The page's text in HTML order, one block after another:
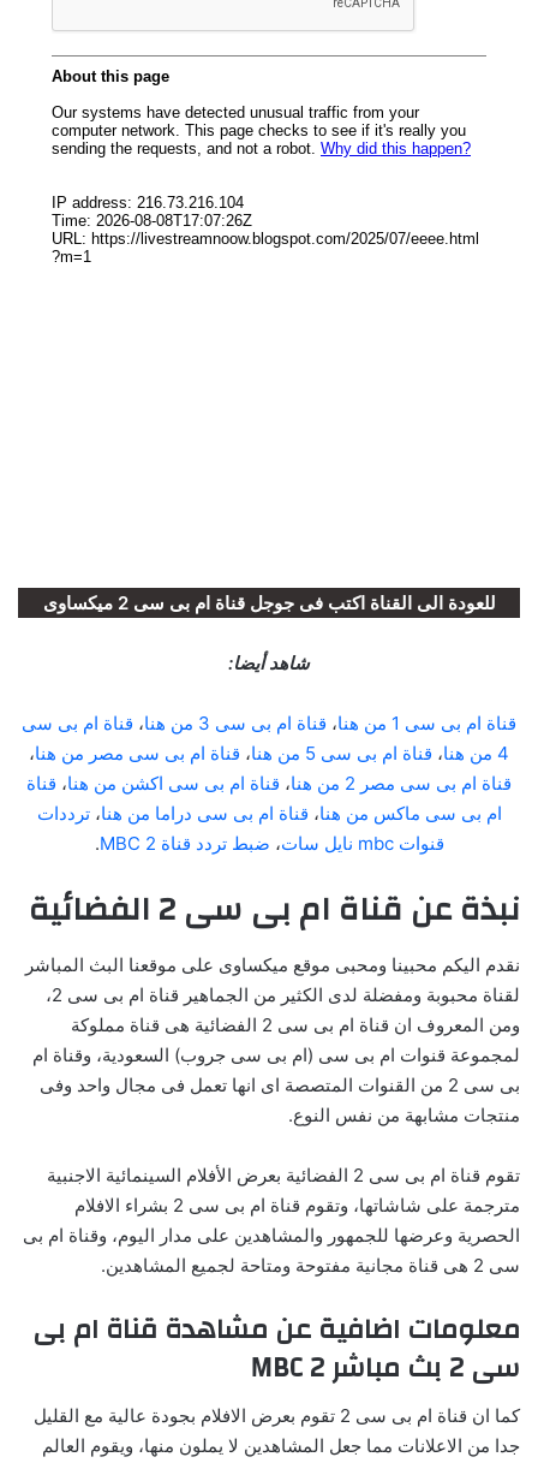
للعودة الى القناة اكتب فى جوجل قناة ام بى سى 2 ميكساوى
شاهد أيضا:
قناة ام بى سى 1 من هنا ، قناة ام بى سى 3 من هنا ، قناة ام بى سى
4 من هنا
، قناة ام بى سى 5 من هنا ، قناة ام بى سى مصر من هنا،
قناة ام بى سى مصر 2 من هنا
، قناة ام بى سى اكشن من هنا، قناة
ام بى سى ماكس من هنا، قناة ام بى سى دراما من هنا،ترددات
قنوات mbc نايل سات
، ضبط تردد قناة MBC 2 .
نبذة عن قناة ام بى سى 2 الفضائية
نقدم اليكم محبينا ومحبى موقع ميكساوى على موقعنا البث المباشر
لقناة محبوبة ومفضلة لدى الكثير من الجماهير قناة ام بى سى 2،
ومن المعروف ان قناة ام بى سى 2 الفضائية هى قناة مملوكة
لمجموعة قنوات ام بى سى (ام بى سى جروب) السعودية، وقناة ام
بى سى 2 من القنوات المتصصة اى انها تعمل فى مجال واحد وفى
منتجات مشابهة من نفس النوع.
تقوم قناة ام بى سى 2 الفضائية بعرض الأفلام السينمائية الاجنبية
مترجمة على شاشاتها، وتقوم قناة ام بى سى 2 بشراء الافلام
الحصرية وعرضها للجمهور والمشاهدين على مدار اليوم، وقناة ام بى
سى 2 هى قناة مجانية مفتوحة ومتاحة لجميع المشاهدين.
معلومات اضافية عن مشاهدة قناة ام بى
سى 2 بث مباشر 2 MBC
كما ان قناة ام بى سى 2 تقوم بعرض الافلام بجودة عالية مع القليل
جدا من الاعلانات مما جعل المشاهدين لا يملون منها، ويقوم العالم